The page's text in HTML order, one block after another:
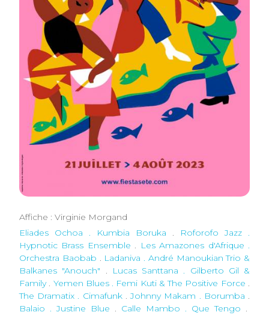
Affiche : Virginie Morgand
Eliades Ochoa . Kumbia Boruka .
Roforofo Jazz .
Hypnotic Brass Ensemble . Les Amazones d'Afrique .
Orchestra Baobab . Ladaniva . André Manoukian Trio &
Balkanes "Anouch" .
Lucas Santtana . Gilberto Gil &
Family. Yemen Blues . Femi Kuti & The Positive Force .
The Dramatix . Cimafunk.Johnny Makam . Borumba .
Balaio . Justine Blue . Calle Mambo . Que Tengo .